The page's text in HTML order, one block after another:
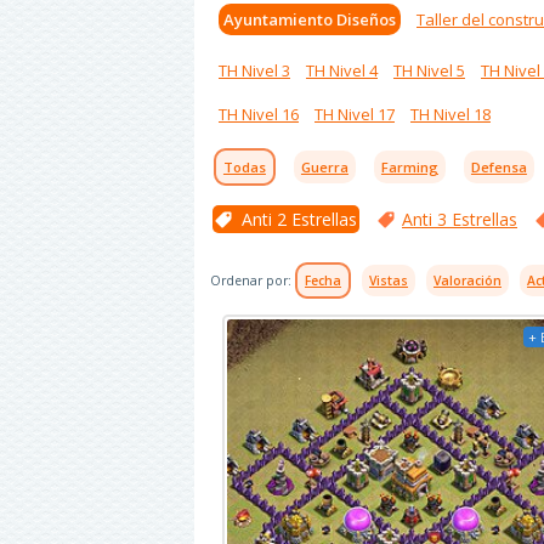
Ayuntamiento Diseños Taller del
TH Nivel 3 TH Nivel 4 TH Nivel 5
TH Nivel
TH Nivel 16
TH Nivel 17 TH Nivel 18
Todas Guerra Farming Defensa
Anti 2 Estrellas Anti 3 Estrellas
Ordenar por: Fecha Vistas Valoración
+